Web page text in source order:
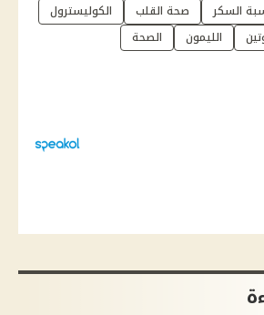
السكر صحة القلب
الكوليسترول
الليمون الصحة